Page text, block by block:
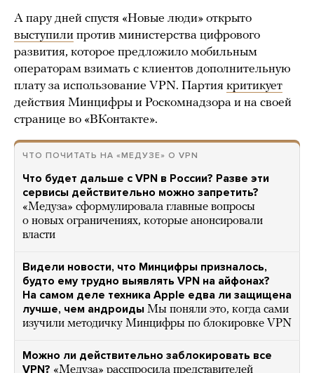
А пару дней спустя «Новые люди» открыто
выступили против министерства цифрового
развития, которое предложило мобильным
операторам взимать с клиентов дополнительную
плату за использование VPN. Партия критикует
действия Минцифры и Роскомнадзора и на своей
странице во «ВКонтакте».
ЧТО ПОЧИТАТЬ НА «МЕДУЗЕ» О VPN
Что будет дальше с VPN в России? Разве эти
сервисы действительно можно запретить?
«Медуза» сформулировала главные вопросы
о новых ограничениях, которые анонсировали
власти
Видели новости, что Минцифры призналось,
будто ему трудно выявлять VPN на айфонах?
На самом деле техника Apple едва ли защищена
лучше, чем андроиды Мы поняли это, когда сами
изучили методичку Минцифры по блокировке VPN
Можно ли действительно заблокировать все
VPN? «Медуза» расспросила представителей